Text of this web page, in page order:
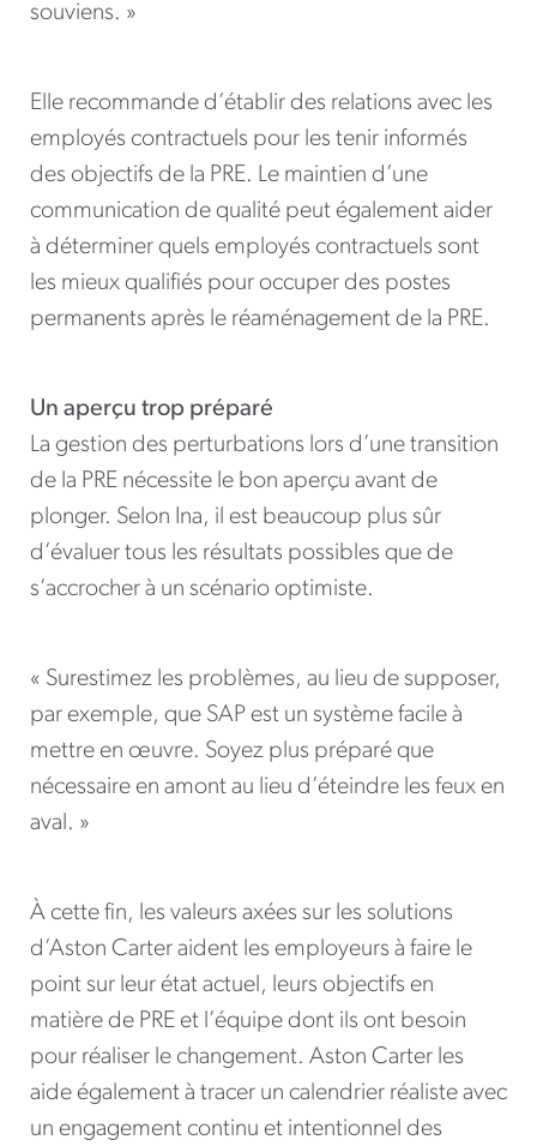
souviens. »
Elle recommande d’établir des relations avec les
employés contractuels pour les tenir informés
des objectifs de la PRE. Le maintien d’une
communication de qualité peut également aider
à déterminer quels employés contractuels sont
les mieux qualifiés pour occuper des postes
permanents après le réaménagement de la PRE.
Un aperçu trop préparé
La gestion des perturbations lors d’une transition
de la PRE nécessite le bon aperçu avant de
plonger. Selon Ina, il est beaucoup plus sûr
d’évaluer tous les résultats possibles que de
s’accrocher à un scénario optimiste.
« Surestimez les problèmes, au lieu de supposer,
par exemple, que SAP est un système facile à
mettre en œuvre. Soyez plus préparé que
nécessaire en amont au lieu d’éteindre les feux en
aval. »
À cette fin, les valeurs axées sur les solutions
d’Aston Carter aident les employeurs à faire le
point sur leur état actuel, leurs objectifs en
matière de PRE et l’équipe dont ils ont besoin
pour réaliser le changement. Aston Carter les
aide également à tracer un calendrier réaliste avec
un engagement continu et intentionnel des